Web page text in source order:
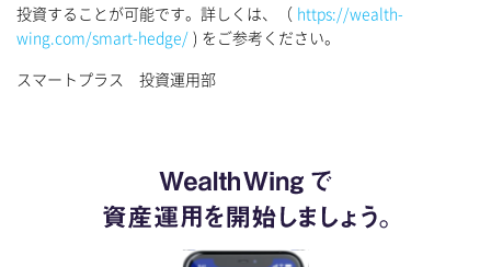
投資することが可能です。詳しくは、（ https://wealth-
wing.com/smart-hedge/ ) をご参考ください。
スマートプラス 投資運用部